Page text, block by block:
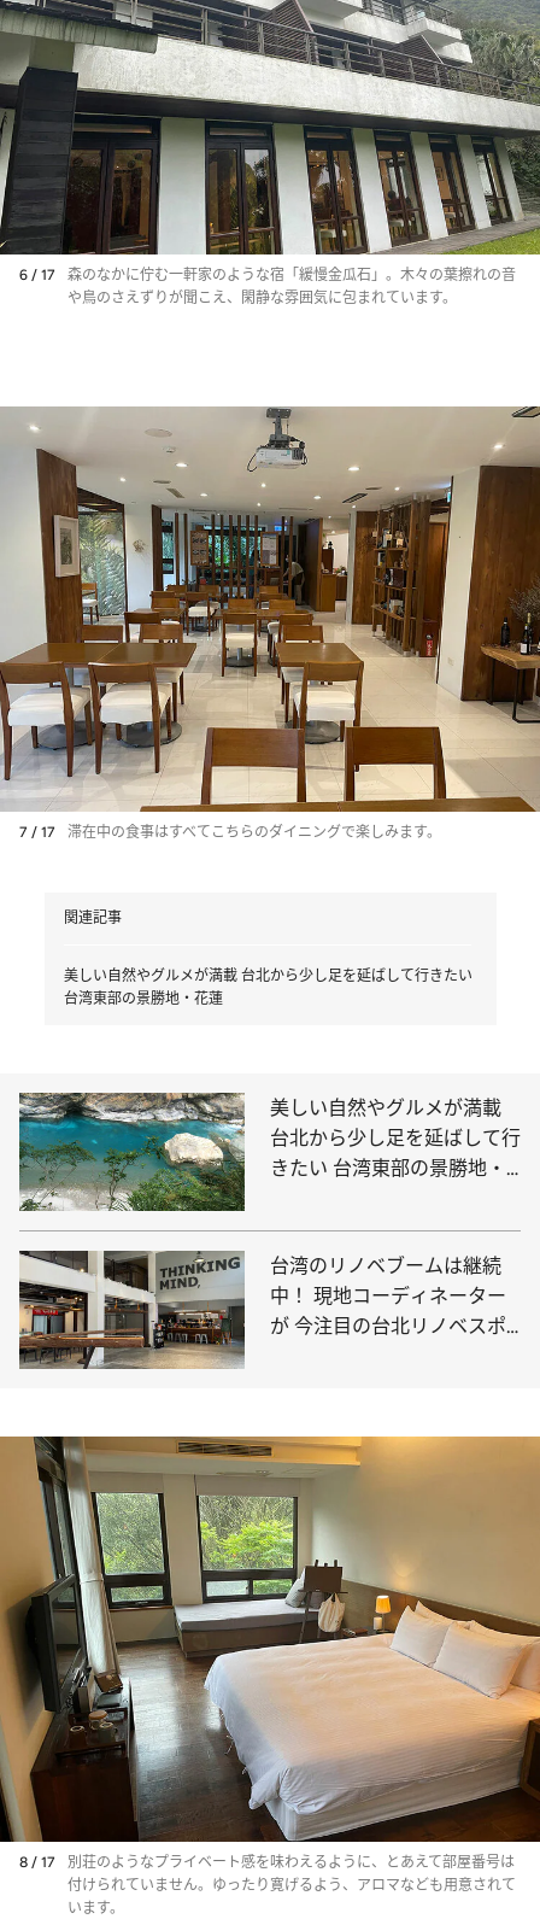
6 / 17
森のなかに佇む一軒家のような宿「緩慢金瓜石」。木々の葉擦れの音
や鳥のさえずりが聞こえ、閑静な雰囲気に包まれています。
7 / 17 滞在中の食事はすべてこちらのダイニングで楽しみます。
関連記事
美しい自然やグルメが満載 台北から少し足を延ばして行きたい
台湾東部の景勝地・花蓮
美しい自然やグルメが満載
台北から少し足を延ばして行
きたい 台湾東部の景勝地・
台湾のリノベブームは継続
中！ 現地コーディネーター
が 今注目の台北リノベスポ
8 / 17
別荘のようなプライベート感を味わえるように、とあえて部屋番号は
付けられていません。ゆったり寛げるよう、アロマなども用意されて
います。